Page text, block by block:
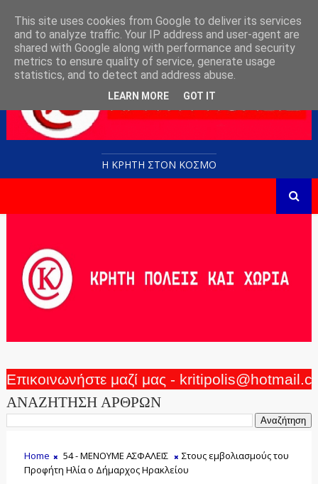
Η ΚΡΗΤΗ ΣΤΟN KOΣΜΟ
Επικοινωνήστε μαζί μας -
ΑΝΑΖΗΤΗΣΗ ΑΡΘΡΩΝ
Home 54 - ΜΕΝΟΥΜΕ ΑΣΦΑΛΕΙΣ
Στους εμβολιασμούς του
Προφήτη Ηλία ο Δήμαρχος Ηρακλείου
This site uses cookies from Google to deliver its services
and to analyze traffic. Your IP address and user-agent are
shared with Google along with performance and security
metrics to ensure quality of service, generate usage
statistics, and to detect and address abuse.
LEARN MORE GOT IT